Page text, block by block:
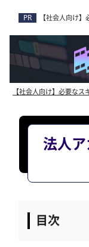
【社会人向け
【社会人向け】必要な
法人